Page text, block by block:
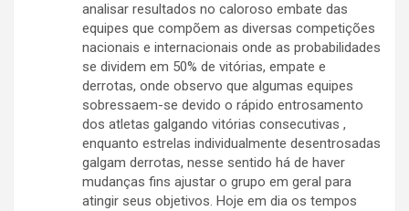
analisar resultados no caloroso embate das
equipes que compõem as diversas competições
nacionais e internacionais onde as probabilidades
se dividem em 50% de vitórias, empate e
derrotas, onde observo que algumas equipes
sobressaem-se devido o rápido entrosamento
dos atletas galgando vitórias consecutivas ,
enquanto estrelas individualmente desentrosadas
galgam derrotas, nesse sentido há de haver
mudanças fins ajustar o grupo em geral para
atingir seus objetivos. Hoje em dia os tempos